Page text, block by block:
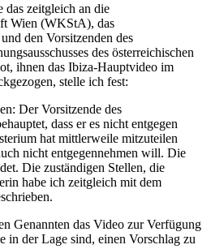
das zeitgleich an die
Wien (WKStA), das
den Vorsitzenden des
des österreichischen
ihnen das Ibiza-Hauptvideo im
stelle ich fest:
Der Vorsitzende des
dass er es nicht entgegen
hat mittlerweile mitzuteilen
nicht entgegennehmen will. Die
Die zuständigen Stellen, die
habe ich zeitgleich mit dem
Genannten das Video zur Verfügung
in der Lage sind, einen Vorschlag zu